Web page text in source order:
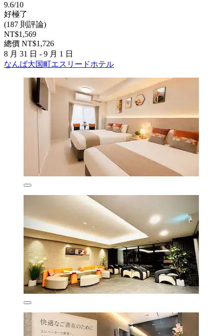
9.6/10
好極了
(187 則評論)
NT$1,569
總價 NT$1,726
8 月 31 日 - 9 月 1 日
なんば大国町エスリードホテル